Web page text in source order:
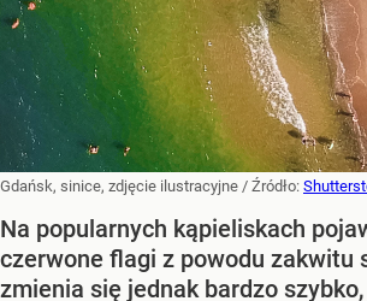
Gdańsk, sinice, zdjęcie ilustracyjne / Źródło:
Na popularnych kąpieliskach
czerwone flagi z powodu zakwitu
zmienia się jednak bardzo